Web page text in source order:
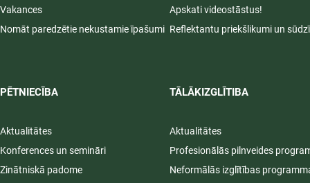
Vakances
Nomāt paredzētie nekustamie īpašumi
PĒTNIECĪBA
Aktualitātes
Konferences un semināri
Zinātniskā padome
Apskati videostāstus!
Reflektantu priekšlikumi un
TĀLĀKIZGLĪTIBA
Aktualitātes
Profesionālās pilnveides
Neformālās izglītības